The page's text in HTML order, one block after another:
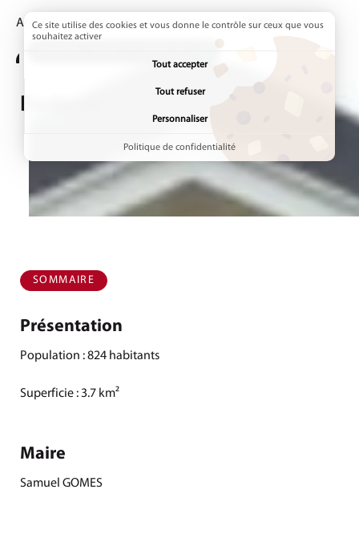
Accueil Annuaires Communes Page active :
Badevel
Badevel
Présentation
Population : 824 habitants
Superficie : 3.7 km²
Maire
Samuel GOMES
SOMMAIRE
Ce site utilise des cookies et vous donne le contrôle sur ceux que vous
souhaitez activer
Tout accepter
Tout refuser
Personnaliser
Politique de confidentialité